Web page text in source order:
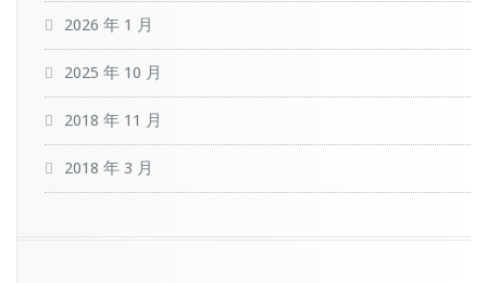
2026 年 1 月
2025 年 10 月
2018 年 11 月
2018 年 3 月